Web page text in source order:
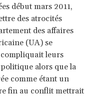
début mars 2011,
des atrocités
des affaires
(UA) se
leurs
alors que la
comme étant un
fin au conflit mettrait